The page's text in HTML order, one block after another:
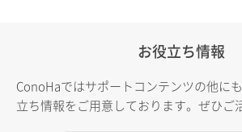
お役立ち情報
ConoHaではサポートコンテンツの他に
立ち情報をご用意しております。ぜひご